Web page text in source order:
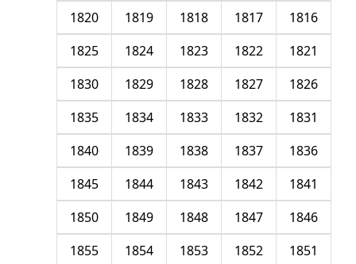
1816
1817
1818
1819
1820
1821
1822
1823
1824
1825
1826
1827
1828
1829
1830
1831
1832
1833
1834
1835
1836
1837
1838
1839
1840
1841
1842
1843
1844
1845
1846
1847
1848
1849
1850
1851
1852
1853
1854
1855